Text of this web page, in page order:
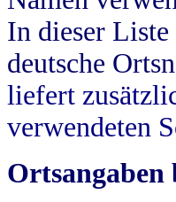
In dieser
deutsche
liefert
verwendeten
Ortsangaben